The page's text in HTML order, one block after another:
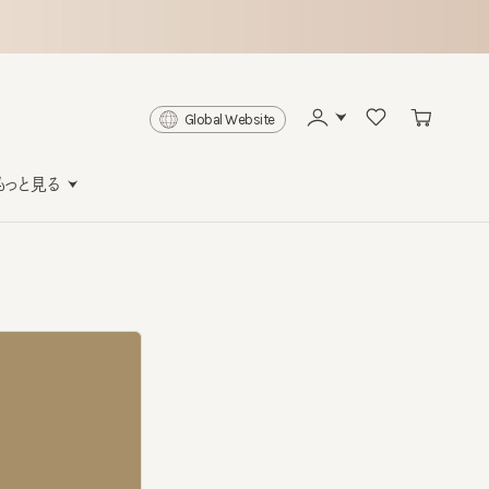
Global Website
る